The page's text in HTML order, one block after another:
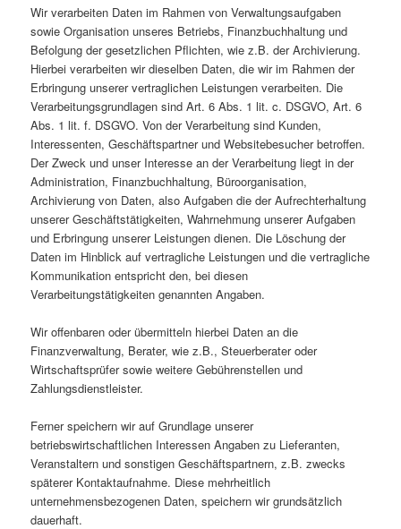
Wir verarbeiten Daten im Rahmen von Verwaltungsaufgaben
sowie Organisation unseres Betriebs, Finanzbuchhaltung und
Befolgung der gesetzlichen Pflichten, wie z.B. der Archivierung.
Hierbei verarbeiten wir dieselben Daten, die wir im Rahmen der
Erbringung unserer vertraglichen Leistungen verarbeiten. Die
Verarbeitungsgrundlagen sind Art. 6 Abs. 1 lit. c. DSGVO, Art. 6
Abs. 1 lit. f. DSGVO. Von der Verarbeitung sind Kunden,
Interessenten, Geschäftspartner und Websitebesucher betroffen.
Der Zweck und unser Interesse an der Verarbeitung liegt in der
Administration, Finanzbuchhaltung, Büroorganisation,
Archivierung von Daten, also Aufgaben die der Aufrechterhaltung
unserer Geschäftstätigkeiten, Wahrnehmung unserer Aufgaben
und Erbringung unserer Leistungen dienen. Die Löschung der
Daten im Hinblick auf vertragliche Leistungen und die vertragliche
Kommunikation entspricht den, bei diesen
Verarbeitungstätigkeiten genannten Angaben.
Wir offenbaren oder übermitteln hierbei Daten an die
Finanzverwaltung, Berater, wie z.B., Steuerberater oder
Wirtschaftsprüfer sowie weitere Gebührenstellen und
Zahlungsdienstleister.
Ferner speichern wir auf Grundlage unserer
betriebswirtschaftlichen Interessen Angaben zu Lieferanten,
Veranstaltern und sonstigen Geschäftspartnern, z.B. zwecks
späterer Kontaktaufnahme. Diese mehrheitlich
unternehmensbezogenen Daten, speichern wir grundsätzlich
dauerhaft.